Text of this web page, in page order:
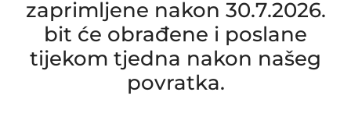
zaprimljene nakon 30.7.2026.
bit će obrađene i poslane
tijekom tjedna nakon našeg
povratka.